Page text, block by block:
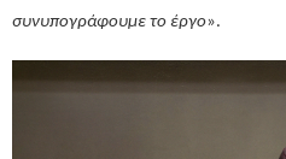
συνυπογράφουμε το έργο».